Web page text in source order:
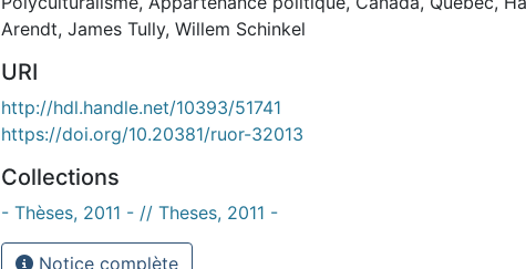
Arendt, James Tully, Willem Schinkel
URI
http://hdl.handle.net/10393/51741
https://doi.org/10.20381/ruor-32013
Collections
- Thèses, 2011 - // Theses, 2011 -
Notice complète